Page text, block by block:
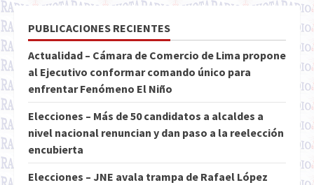
PUBLICACIONES RECIENTES
Actualidad – Cámara de Comercio de Lima propone
al Ejecutivo conformar comando único para
enfrentar Fenómeno El Niño
Elecciones – Más de 50 candidatos a alcaldes a
nivel nacional renuncian y dan paso a la reelección
encubierta
Elecciones – JNE avala trampa de Rafael López